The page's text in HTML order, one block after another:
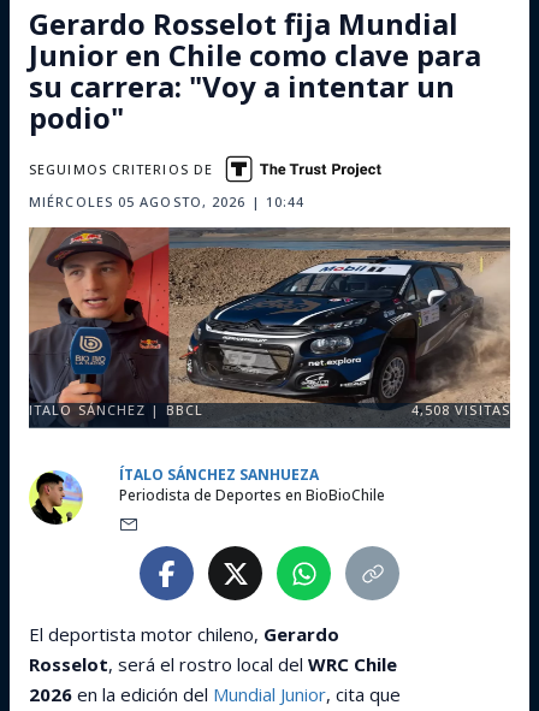
Gerardo Rosselot fija Mundial
Junior en Chile como clave para
su carrera: "Voy a intentar un
podio"
MIÉRCOLES 05 AGOSTO, 2026 | 10:44
SEGUIMOS CRITERIOS DE
ITALO SÁNCHEZ | BBCL 4,508 VISITAS
ÍTALO SÁNCHEZ SANHUEZA
Periodista de Deportes en BioBioChile
El deportista motor chileno, Gerardo
Rosselot, será el rostro local del WRC Chile
2026 en la edición del Mundial Junior, cita que